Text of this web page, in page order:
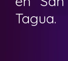
Tagua.